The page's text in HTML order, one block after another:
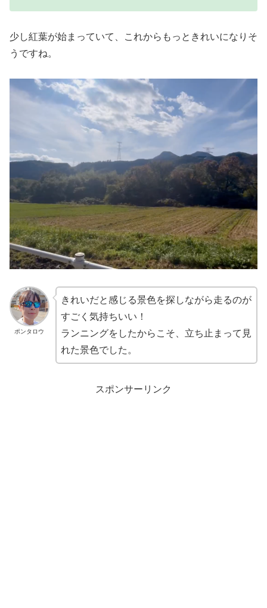
少し紅葉が始まっていて、これからもっときれいになりそ
うですね。
ポンタロウ
きれいだと感じる景色を探しながら走るのが
すごく気持ちいい！
ランニングをしたからこそ、立ち止まって見
れた景色でした。
スポンサーリンク